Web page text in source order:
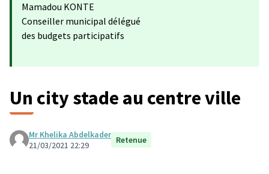
Mamadou KONTE
Conseiller municipal délégué
des budgets participatifs
Un city stade au centre ville
Mr Khelika Abdelkader
21/03/2021 22:29
Retenue